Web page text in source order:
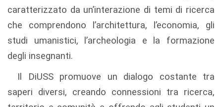
caratterizzato da un’interazione di temi di ricerca
che comprendono l’architettura, l’economia, gli
studi umanistici, l’archeologia e la formazione
degli insegnanti.
Il DiUSS promuove un dialogo costante tra
saperi diversi, creando connessioni tra ricerca,